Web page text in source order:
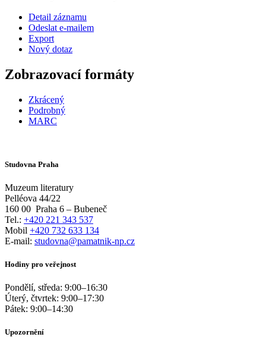
Detail záznamu
Odeslat e-mailem
Export
Nový dotaz
Zobrazovací formáty
Zkrácený
Podrobný
MARC
Studovna Praha
Muzeum literatury
Pelléova 44/22
160 00 Praha 6 – Bubeneč
Tel.: +420 221 343 537
Mobil +420 732 633 134
E-mail: studovna@pamatnik-np.cz
Hodiny pro veřejnost
Pondělí, středa: 9:00–16:30
Úterý, čtvrtek: 9:00–17:30
Pátek: 9:00–14:30
Upozornění